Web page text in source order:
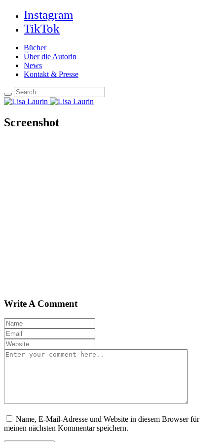
Instagram
TikTok
Bücher
Über die Autorin
News
Kontakt & Presse
Screenshot
Write A Comment
Name, E-Mail-Adresse und Website in diesem Browser für
meinen nächsten Kommentar speichern.